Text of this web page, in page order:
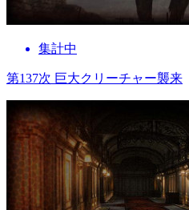
集計中
第137次 巨大クリーチャー襲来